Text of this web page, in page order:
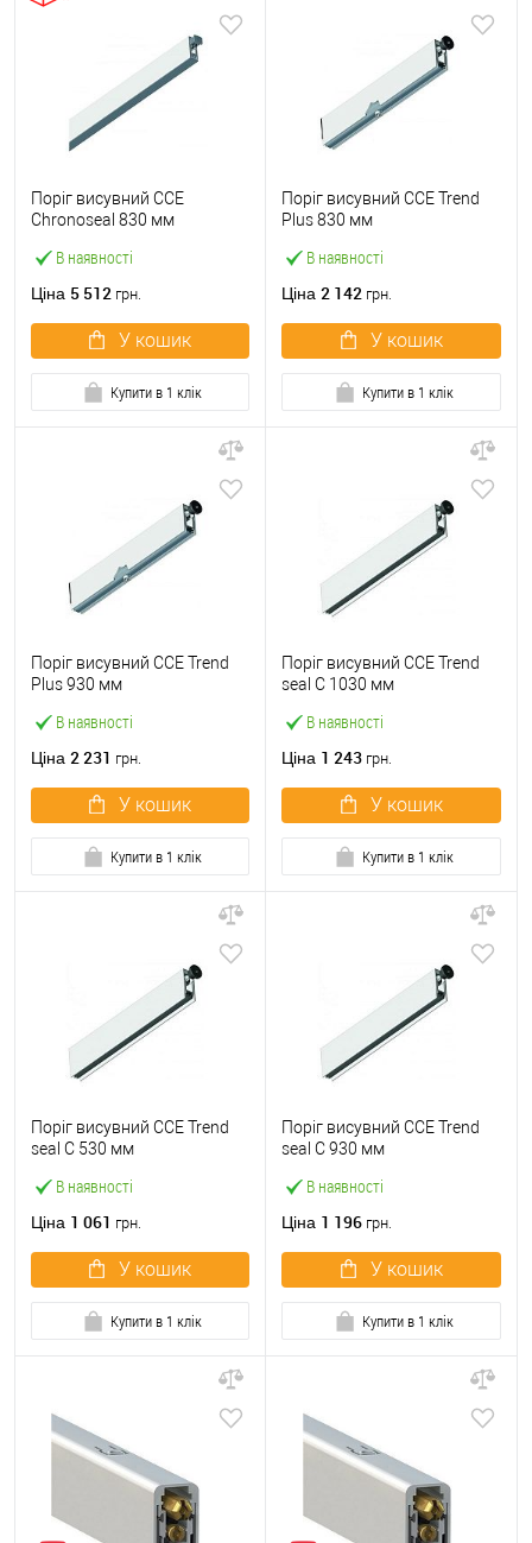
В наявності
Поріг висувний CCE
Chronoseal 830 мм
Ціна 5 512 грн.
У кошик
Купити в 1 клік
В наявності
Поріг висувний CCE Trend
Plus 830 мм
Ціна 2 142 грн.
У кошик
Купити в 1 клік
В наявності
Поріг висувний CCE Trend
Plus 930 мм
Ціна 2 231 грн.
У кошик
Купити в 1 клік
В наявності
Поріг висувний CCE Trend
seal С 1030 мм
Ціна 1 243 грн.
У кошик
Купити в 1 клік
В наявності
Поріг висувний CCE Trend
seal С 530 мм
Ціна 1 061 грн.
У кошик
Купити в 1 клік
В наявності
Поріг висувний CCE Trend
seal С 930 мм
Ціна 1 196 грн.
У кошик
Купити в 1 клік